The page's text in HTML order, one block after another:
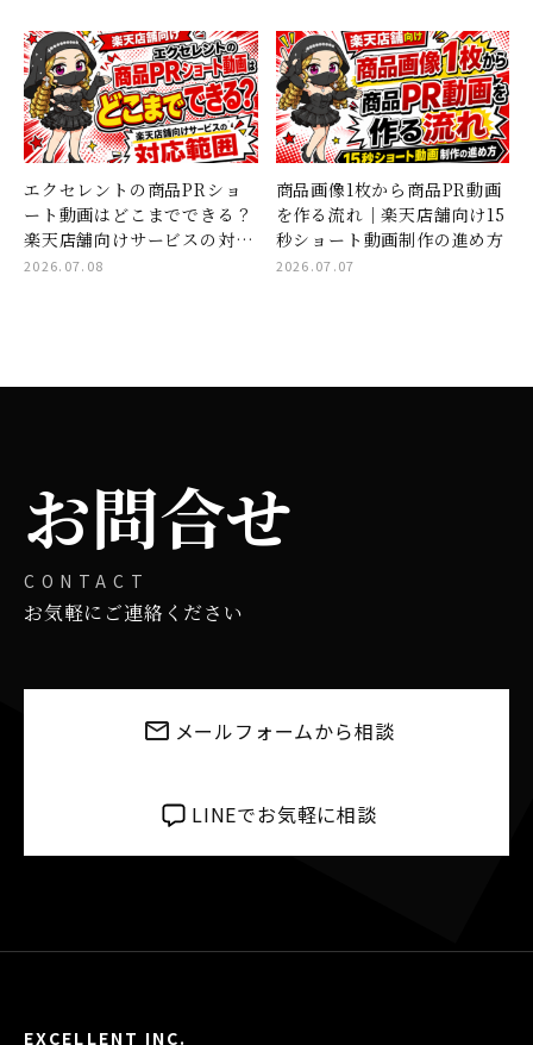
エクセレントの商品PRショ
ート動画はどこまでできる？
楽天店舗向けサービスの対応
範囲
2026.07.08
商品画像1枚から商品PR動画
を作る流れ｜楽天店舗向け15
秒ショート動画制作の進め方
2026.07.07
お問合せ
CONTACT
お気軽にご連絡ください
メールフォームから相談
LINEでお気軽に相談
EXCELLENT INC.